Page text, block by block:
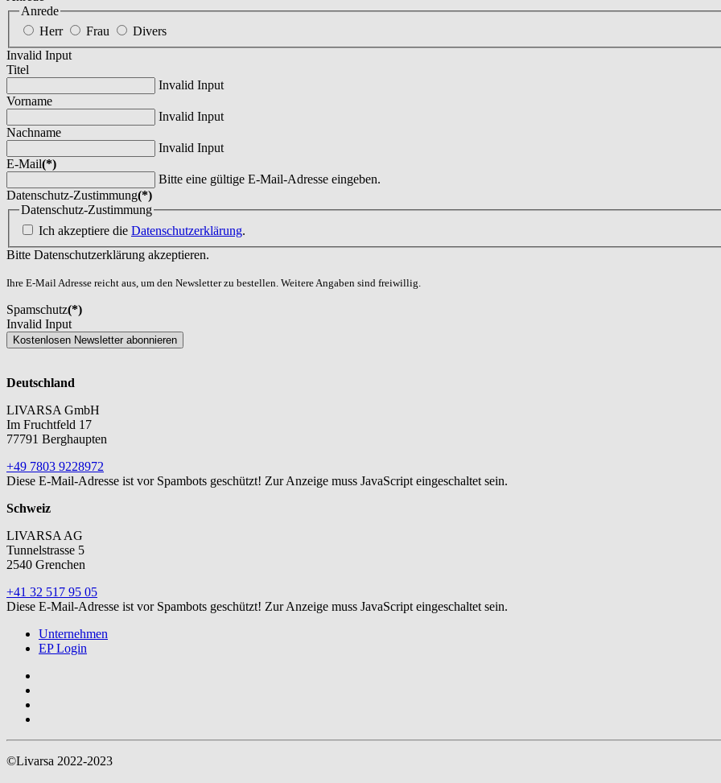
Anrede
Herr
Frau
Divers
Invalid Input
Titel
Invalid Input
Vorname
Invalid Input
Nachname
Invalid Input
E-Mail(*)
Bitte eine gültige E-Mail-Adresse eingeben.
Datenschutz-Zustimmung(*)
Datenschutz-Zustimmung
Ich akzeptiere die Datenschutzerklärung.
Bitte Datenschutzerklärung akzeptieren.
Ihre E-Mail Adresse reicht aus, um den Newsletter zu bestellen. Weitere Angaben sind freiwillig.
Spamschutz(*)
Invalid Input
Kostenlosen Newsletter abonnieren
Deutschland
LIVARSA GmbH
Im Fruchtfeld 17
77791 Berghaupten
+49 7803 9228972
Diese E-Mail-Adresse ist vor Spambots geschützt! Zur Anzeige muss JavaScript eingeschaltet sein.
Schweiz
LIVARSA AG
Tunnelstrasse 5
2540 Grenchen
+41 32 517 95 05
Diese E-Mail-Adresse ist vor Spambots geschützt! Zur Anzeige muss JavaScript eingeschaltet sein.
Unternehmen
EP Login
©Livarsa 2022-2023